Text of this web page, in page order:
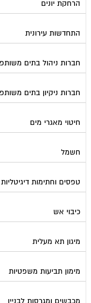
מיגון תא מעלית
מימון תביעות משפטיות
מכבשים ומגרסות לבניין
מכולות אוטומטיות
מנעולן
מעליות
מערכות Wi-Fi
מערכות אזעקה / מצלמות
מערכות סולאריות
משאבות מים